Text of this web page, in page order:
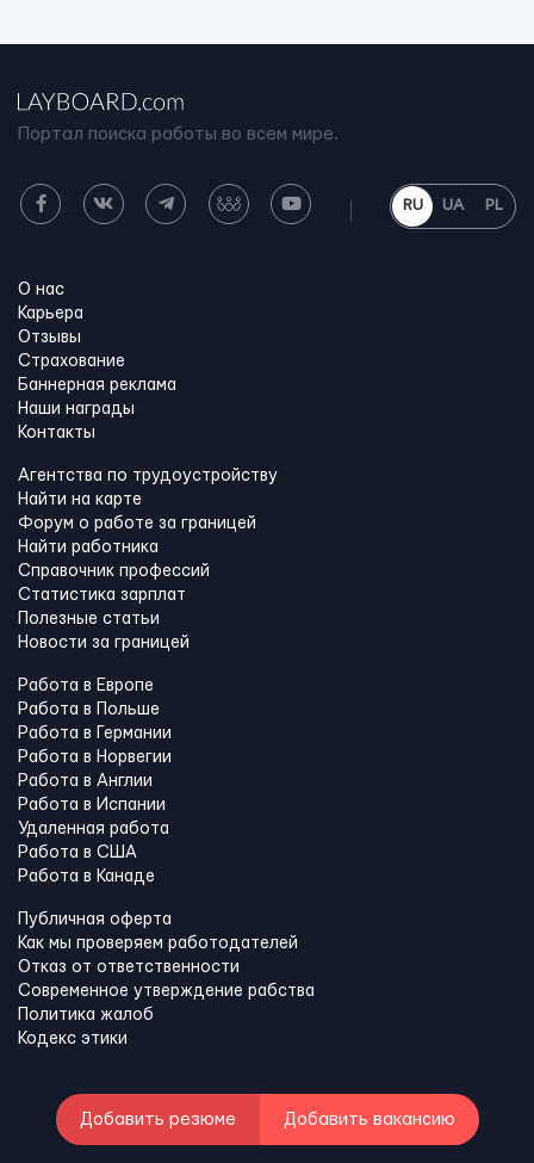
Портал поиска работы во всем мире.
RU UA PL
О нас
Карьера
Отзывы
Страхование
Баннерная реклама
Наши награды
Контакты
Агентства по трудоустройству
Найти на карте
Форум о работе за границей
Найти работника
Справочник профессий
Статистика зарплат
Полезные статьи
Новости за границей
Работа в Европе
Работа в Польше
Работа в Германии
Работа в Норвегии
Работа в Англии
Работа в Испании
Удаленная работа
Работа в США
Работа в Канадe
Публичная оферта
Как мы проверяем работодателей
Отказ от ответственности
Современное утверждение рабства
Политика жалоб
Кодекс этики
Добавить резюме Добавить вакансию